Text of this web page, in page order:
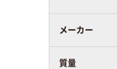
メーカー
質量